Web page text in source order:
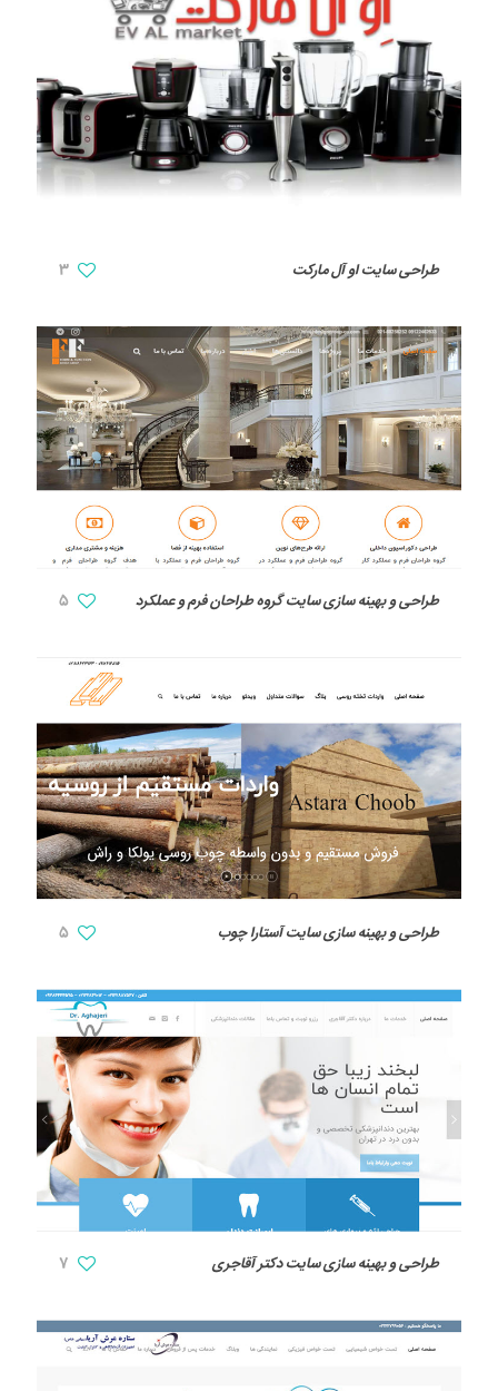
طراحی سایت او آل مارکت 3
طراحی و بهینه سازی سایت گروه طراحان فرم و عملکرد 5
طراحی و بهینه سازی سایت آستارا چوب 5
طراحی و بهینه سازی سایت دکتر آقاجری 7